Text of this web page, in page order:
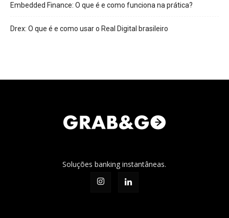
Embedded Finance: O que é e como funciona na prática?
Drex: O que é e como usar o Real Digital brasileiro
Soluções banking instantâneas.